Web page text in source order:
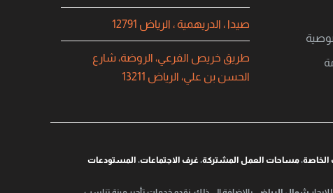
صيدا ، الدريهمية ، الرياض 12791
طريق خريص الفرعي، الروضة، شارع
الحسن بن علي، الرياض 13211
الخاصة،مساحات العمل المشتركة،غرف الاجتماعات، المستودعات